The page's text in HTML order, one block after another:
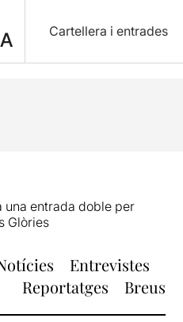
Cartellera i entrades
una entrada doble per
Glòries
Entrevistes
Reportatges
Breus